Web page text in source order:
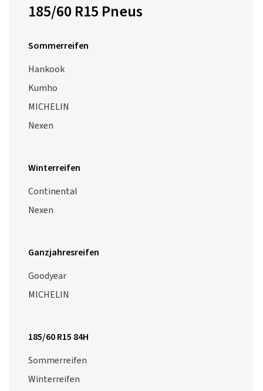
185/60 R15 Pneus
Sommerreifen
Hankook
Kumho
MICHELIN
Nexen
Winterreifen
Continental
Nexen
Ganzjahresreifen
Goodyear
MICHELIN
185/60 R15 84H
Sommerreifen
Winterreifen